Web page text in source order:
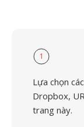
1
Lựa chọn
Dropbox,
trang này.